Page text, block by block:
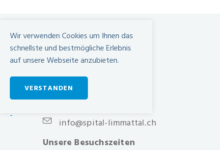
Spital Limmattal
CH-8952 Schlieren
info@spital-limmattal.ch
Unsere Besuchszeiten
Wir verwenden Cookies um Ihnen das
schnellste und bestmögliche Erlebnis
auf unsere Webseite anzubieten.
VERSTANDEN
-